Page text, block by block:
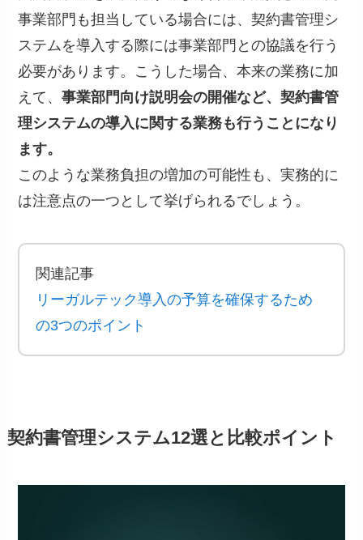
事業部門も担当している場合には、契約書管理シ
ステムを導入する際には事業部門との協議を行う
必要があります。こうした場合、本来の業務に加
えて、事業部門向け説明会の開催など、契約書管
理システムの導入に関する業務も行うことになり
ます。
このような業務負担の増加の可能性も、実務的に
は注意点の一つとして挙げられるでしょう。
関連記事
リーガルテック導入の予算を確保するため
の3つのポイント
契約書管理システム12選と比較ポイント